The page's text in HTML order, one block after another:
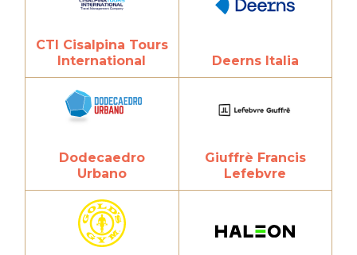
CTI Cisalpina Tours
International
Deerns Italia
Dodecaedro
Urbano
Giuffrè Francis
Lefebvre